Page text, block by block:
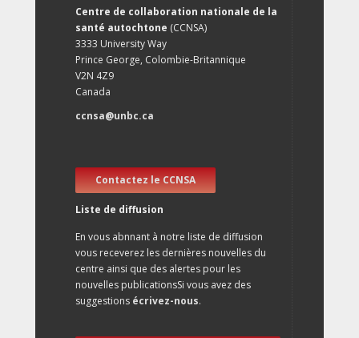
Centre de collaboration nationale de la
santé autochtone (CCNSA)
3333 University Way
Prince George, Colombie-Britannique
V2N 4Z9
Canada
ccnsa@unbc.ca
Contactez le CCNSA
Liste de diffusion
En vous abnnant à notre liste de diffusion
vous receverez les dernières nouvelles du
centre ainsi que des alertes pour les
nouvelles publicationsSi vous avez des
suggestions écrivez-nous.